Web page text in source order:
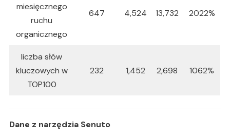
miesięcznego
ruchu
organicznego
647 4,524 13,732 2022%
liczba słów
kluczowych w
TOP100
232 1,452 2,698 1062%
Dane z narzędzia Senuto